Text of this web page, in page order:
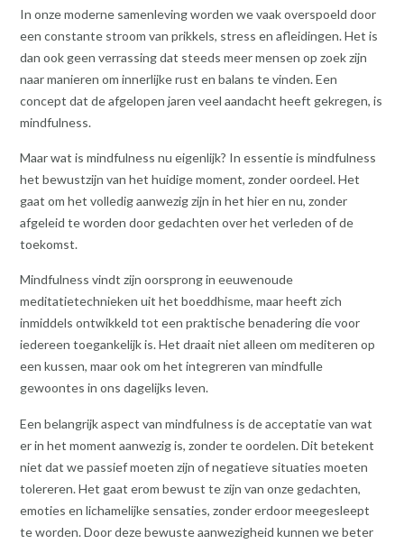
In onze moderne samenleving worden we vaak overspoeld door
een constante stroom van prikkels, stress en afleidingen. Het is
dan ook geen verrassing dat steeds meer mensen op zoek zijn
naar manieren om innerlijke rust en balans te vinden. Een
concept dat de afgelopen jaren veel aandacht heeft gekregen, is
mindfulness.
Maar wat is mindfulness nu eigenlijk? In essentie is mindfulness
het bewustzijn van het huidige moment, zonder oordeel. Het
gaat om het volledig aanwezig zijn in het hier en nu, zonder
afgeleid te worden door gedachten over het verleden of de
toekomst.
Mindfulness vindt zijn oorsprong in eeuwenoude
meditatietechnieken uit het boeddhisme, maar heeft zich
inmiddels ontwikkeld tot een praktische benadering die voor
iedereen toegankelijk is. Het draait niet alleen om mediteren op
een kussen, maar ook om het integreren van mindfulle
gewoontes in ons dagelijks leven.
Een belangrijk aspect van mindfulness is de acceptatie van wat
er in het moment aanwezig is, zonder te oordelen. Dit betekent
niet dat we passief moeten zijn of negatieve situaties moeten
tolereren. Het gaat erom bewust te zijn van onze gedachten,
emoties en lichamelijke sensaties, zonder erdoor meegesleept
te worden. Door deze bewuste aanwezigheid kunnen we beter